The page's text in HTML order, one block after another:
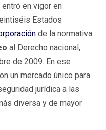
en vigor en
Estados
de la normativa
al Derecho nacional,
de 2009. En ese
un mercado único para
jurídica a las
diversa y de mayor